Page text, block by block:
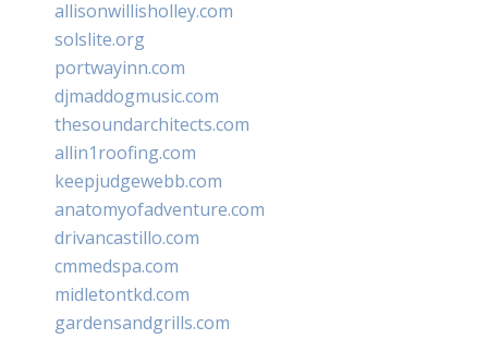
allisonwillisholley.com
solslite.org
portwayinn.com
djmaddogmusic.com
thesoundarchitects.com
allin1roofing.com
keepjudgewebb.com
anatomyofadventure.com
drivancastillo.com
cmmedspa.com
midletontkd.com
gardensandgrills.com